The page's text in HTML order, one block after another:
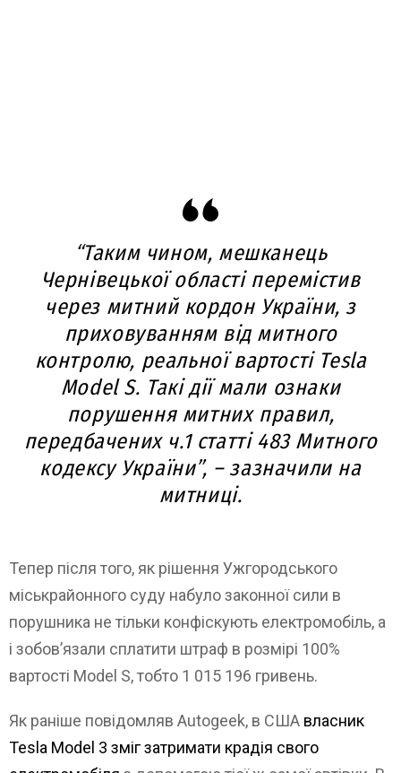
“Таким чином, мешканець
Чернівецької області перемістив
через митний кордон України, з
приховуванням від митного
контролю, реальної вартості Tesla
Model S. Такі дії мали ознаки
порушення митних правил,
передбачених ч.1 статті 483 Митного
кодексу України”, – зазначили на
митниці.
Тепер після того, як рішення Ужгородського
міськрайонного суду набуло законної сили в
порушника не тільки конфіскують електромобіль, а
і зобов’язали сплатити штраф в розмірі 100%
вартості Model S, тобто 1 015 196 гривень.
Як раніше повідомляв Autogeek, в США власник
Tesla Model 3 зміг затримати крадія свого